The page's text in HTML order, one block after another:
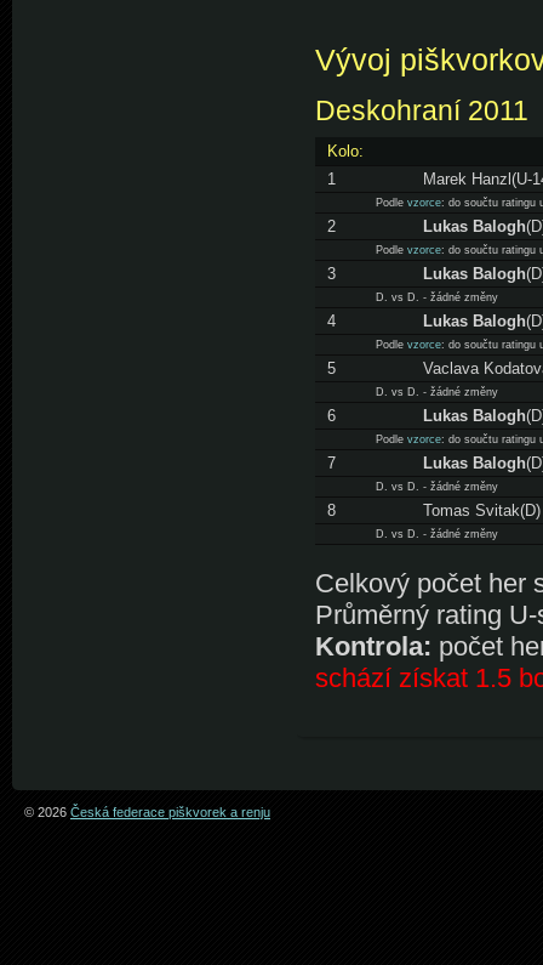
Vývoj
Deskohraní 2011
Kolo:
1
Marek Hanzl(U-
Podle vzorce: do součtu ratingu
2 Lukas Balogh
Podle vzorce: do součtu ratingu
3 Lukas Balogh
D. vs D. - žádné změny
4 Lukas Balogh
Podle vzorce: do součtu ratingu
5 Vaclava
D. vs D. - žádné změny
6 Lukas Balogh
Podle vzorce: do součtu ratingu
7 Lukas Balogh
D. vs D. - žádné změny
8 Tomas Svitak(D)
D. vs D. - žádné změny
Celkový počet her
Průměrný rating
Kontrola: počet
schází získat 1.5
© 2026 Česká federace piškvorek a renju